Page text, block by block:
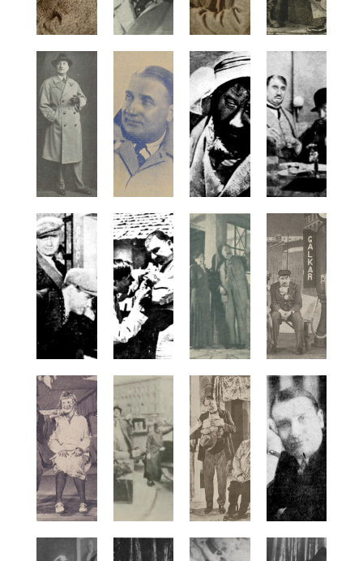
Boryta Jaga
Bożejewicz Maria
Bożewska Helena
Bracka Lucyna
Bracki Władysław
Bragińska Berta
Brandt Kazimierz
Brandt Eugenia
Bratkiewicz Władysław
Brauman-Staszewska Maria
Braunowa Matylda
Bregy Wiktor
Bregy Zofia
Brem Stefan
Brenoczy Irena
Brochocka Hanna
Brochocki Ossorya Stanisław
Brochwiczówna Janina
Brodniewicz Franciszek
Brodzikowski Kazimierz
Brodziński Leopold
Brodzisz Adam
Brokowski Marian